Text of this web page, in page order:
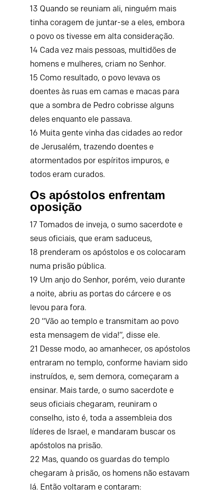
13 Quando se reuniam ali, ninguém mais
tinha coragem de juntar-se a eles, embora
o povo os tivesse em alta consideração.
14 Cada vez mais pessoas, multidões de
homens e mulheres, criam no Senhor.
15 Como resultado, o povo levava os
doentes às ruas em camas e macas para
que a sombra de Pedro cobrisse alguns
deles enquanto ele passava.
16 Muita gente vinha das cidades ao redor
de Jerusalém, trazendo doentes e
atormentados por espíritos impuros, e
todos eram curados.
Os apóstolos enfrentam
oposição
17 Tomados de inveja, o sumo sacerdote e
seus oficiais, que eram saduceus,
18 prenderam os apóstolos e os colocaram
numa prisão pública.
19 Um anjo do Senhor, porém, veio durante
a noite, abriu as portas do cárcere e os
levou para fora.
20 “Vão ao templo e transmitam ao povo
esta mensagem de vida!”, disse ele.
21 Desse modo, ao amanhecer, os apóstolos
entraram no templo, conforme haviam sido
instruídos, e, sem demora, começaram a
ensinar. Mais tarde, o sumo sacerdote e
seus oficiais chegaram, reuniram o
conselho, isto é, toda a assembleia dos
líderes de Israel, e mandaram buscar os
apóstolos na prisão.
22 Mas, quando os guardas do templo
chegaram à prisão, os homens não estavam
lá. Então voltaram e contaram: